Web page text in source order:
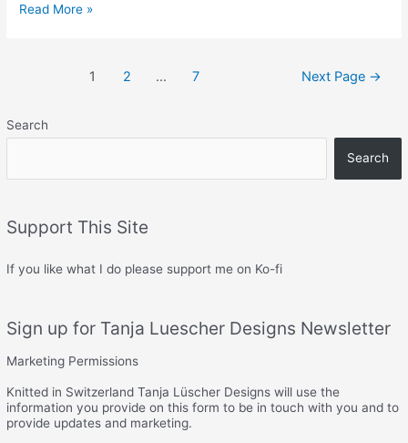
Search
Search
Support This Site
If you like what I do please support me on Ko-fi
Sign up for Tanja Luescher Designs Newsletter
Marketing Permissions
Knitted in Switzerland Tanja Lüscher Designs will use the
information you provide on this form to be in touch with you and to
provide updates and marketing.
Tutorial:
Read More »
1 2 … 7 Next Page →